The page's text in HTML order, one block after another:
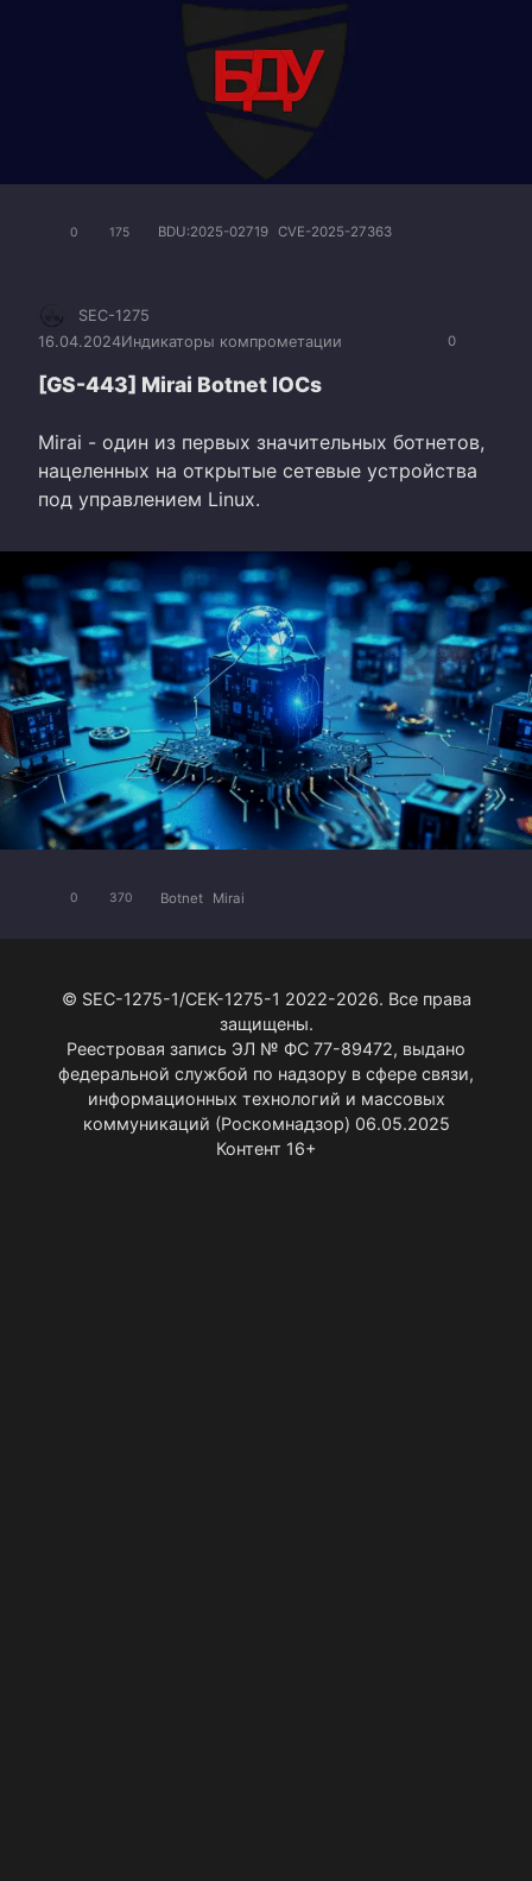
0 175 BDU:2025-02719 CVE-2025-27363
0
SEC-1275
16.04.2024Индикаторы компрометации
[GS-443] Mirai Botnet IOCs
Mirai - один из первых значительных ботнетов,
нацеленных на открытые сетевые устройства
под управлением Linux.
0 370 Botnet Mirai
© SEC-1275-1/СЕК-1275-1 2022-2026. Все права
защищены.
Реестровая запись ЭЛ № ФС 77-89472, выдано
федеральной службой по надзору в сфере связи,
информационных технологий и массовых
коммуникаций (Роскомнадзор) 06.05.2025
Контент 16+